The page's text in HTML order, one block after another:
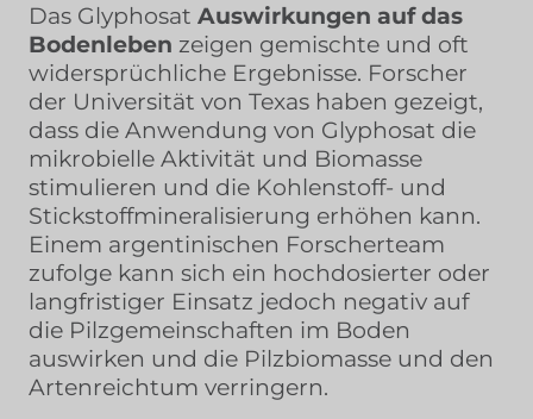
Das Glyphosat Auswirkungen auf das
Bodenleben zeigen gemischte und oft
widersprüchliche Ergebnisse. Forscher
der Universität von Texas haben gezeigt,
dass die Anwendung von Glyphosat die
mikrobielle Aktivität und Biomasse
stimulieren und die Kohlenstoff- und
Stickstoffmineralisierung erhöhen kann.
Einem argentinischen Forscherteam
zufolge kann sich ein hochdosierter oder
langfristiger Einsatz jedoch negativ auf
die Pilzgemeinschaften im Boden
auswirken und die Pilzbiomasse und den
Artenreichtum verringern.